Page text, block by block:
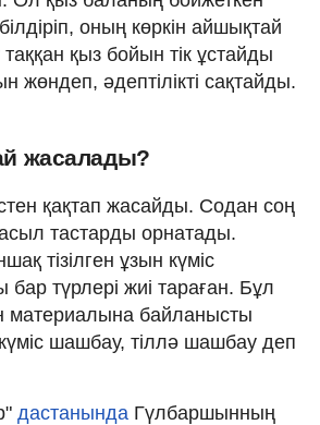
оның көркін айшықтай
қыз бойын тік ұстайды
жөндеп, әдептілікті сақтайды.
жасалады?
қақтап жасайды. Содан соң
асыл тастарды орнатады.
тізілген ұзын күміс
түрлері жиі тараған. Бұл
материалына байланысты
шашбау, тіллә шашбау деп
дастанында Гүлбаршынның